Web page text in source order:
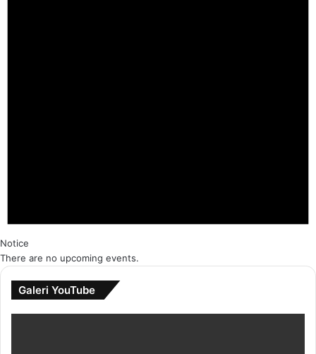
Notice
There are no upcoming events.
Galeri YouTube